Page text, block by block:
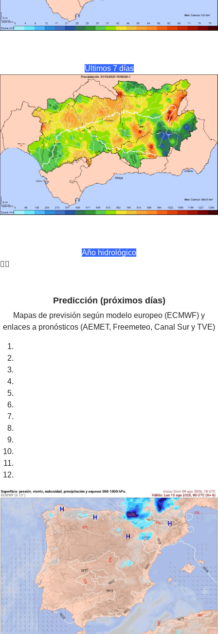
Últimos 7 días
Año hidrológico
Predicción (próximos días)
Mapas de previsión según modelo europeo (ECMWF) y
enlaces a pronósticos (AEMET, Freemeteo, Canal Sur y TVE)